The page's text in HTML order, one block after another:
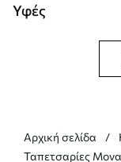
Υφές
Αρχική σελίδα
Ταπετσαρίες